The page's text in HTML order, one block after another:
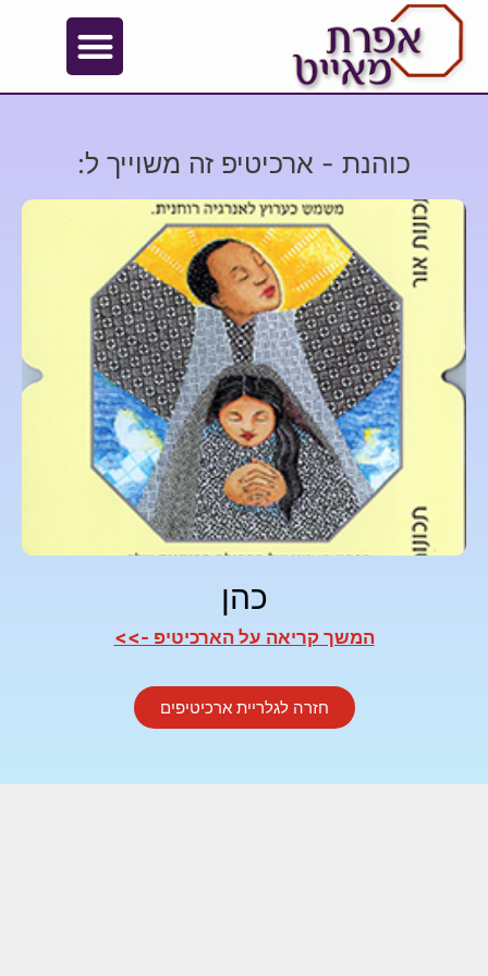
כוהנת - ארכיטיפ זה משוייך ל:
כהן
המשך קריאה על הארכיטיפ ->>
חזרה לגלריית ארכיטיפים